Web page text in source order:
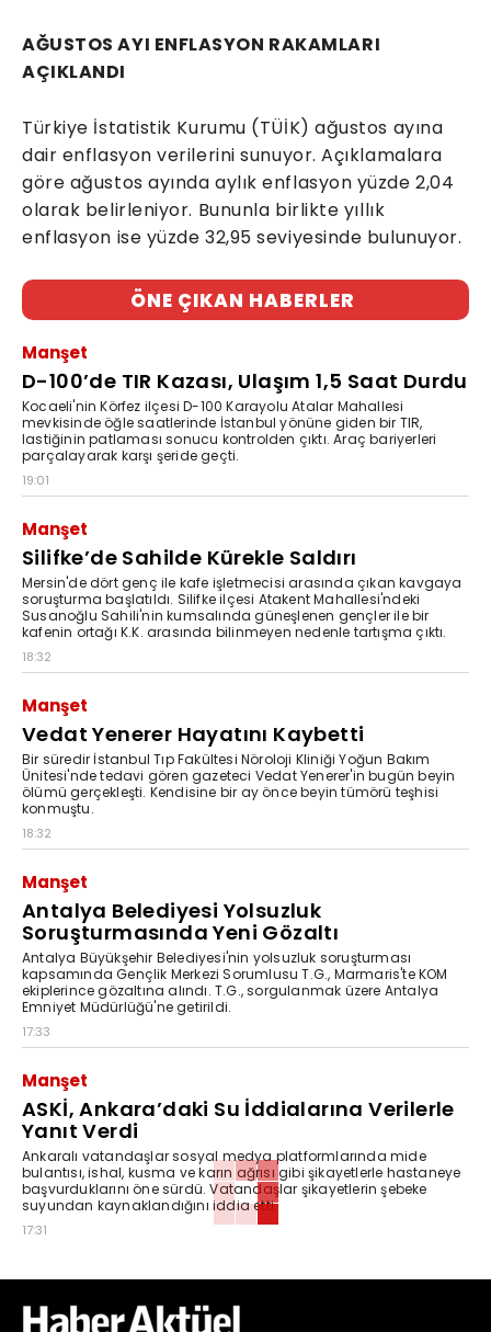
AĞUSTOS AYI ENFLASYON RAKAMLARI
AÇIKLANDI
Türkiye İstatistik Kurumu (TÜİK) ağustos ayına
dair enflasyon verilerini sunuyor. Açıklamalara
göre ağustos ayında aylık enflasyon yüzde 2,04
olarak belirleniyor. Bununla birlikte yıllık
enflasyon ise yüzde 32,95 seviyesinde bulunuyor.
ÖNE ÇIKAN HABERLER
Manşet
D-100’de TIR Kazası, Ulaşım 1,5 Saat Durdu
Kocaeli'nin Körfez ilçesi D-100 Karayolu Atalar Mahallesi
mevkisinde öğle saatlerinde İstanbul yönüne giden bir TIR,
lastiğinin patlaması sonucu kontrolden çıktı. Araç bariyerleri
parçalayarak karşı şeride geçti.
19:01
Manşet
Silifke’de Sahilde Kürekle Saldırı
Mersin'de dört genç ile kafe işletmecisi arasında çıkan kavgaya
soruşturma başlatıldı. Silifke ilçesi Atakent Mahallesi'ndeki
Susanoğlu Sahili'nin kumsalında güneşlenen gençler ile bir
kafenin ortağı K.K. arasında bilinmeyen nedenle tartışma çıktı.
18:32
Manşet
Vedat Yenerer Hayatını Kaybetti
Bir süredir İstanbul Tıp Fakültesi Nöroloji Kliniği Yoğun Bakım
Ünitesi'nde tedavi gören gazeteci Vedat Yenerer'in bugün beyin
ölümü gerçekleşti. Kendisine bir ay önce beyin tümörü teşhisi
konmuştu.
18:32
Manşet
Antalya Belediyesi Yolsuzluk
Soruşturmasında Yeni Gözaltı
Antalya Büyükşehir Belediyesi'nin yolsuzluk soruşturması
kapsamında Gençlik Merkezi Sorumlusu T.G., Marmaris'te KOM
ekiplerince gözaltına alındı. T.G., sorgulanmak üzere Antalya
Emniyet Müdürlüğü'ne getirildi.
17:33
Manşet
ASKİ, Ankara’daki Su İddialarına Verilerle
Yanıt Verdi
Ankaralı vatandaşlar sosyal medya platformlarında mide
bulantısı, ishal, kusma ve karın ağrısı gibi şikayetlerle hastaneye
başvurduklarını öne sürdü. Vatandaşlar şikayetlerin şebeke
suyundan kaynaklandığını iddia etti.
17:31